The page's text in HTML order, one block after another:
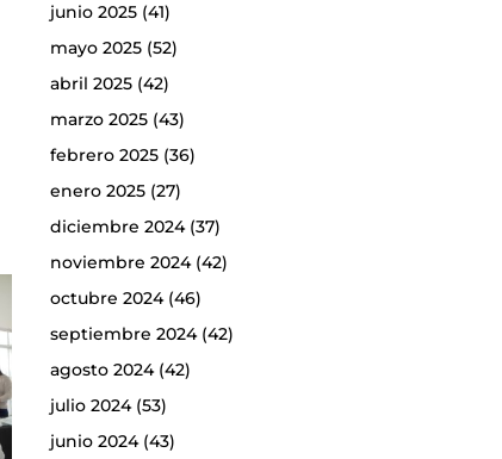
junio 2025(41)
mayo 2025(52)
abril 2025(42)
marzo 2025(43)
febrero 2025(36)
enero 2025(27)
diciembre 2024(37)
noviembre 2024(42)
octubre 2024(46)
septiembre 2024(42)
agosto 2024(42)
julio 2024(53)
junio 2024(43)